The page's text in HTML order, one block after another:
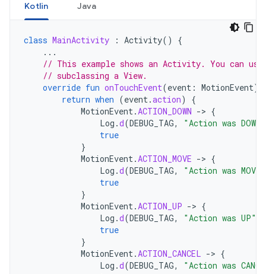
Kotlin Java
class MainActivity : Activity()
{
...
// This example shows an Activity. You can
// subclassing a View.
override fun onTouchEvent(event : MotionEvent):
return when (event.action)
{
MotionEvent.ACTION_DOWN -> {
Log .d(DEBUG_TAG,
"Action was DOWN"
true
}
MotionEvent.ACTION_MOVE -> {
Log .d(DEBUG_TAG,
"Action was MOVE"
true
}
MotionEvent.ACTION_UP -> {
Log .d(DEBUG_TAG, "Action was UP"
true
}
MotionEvent.ACTION_CANCEL -> {
Log .d(DEBUG_TAG,
"Action was